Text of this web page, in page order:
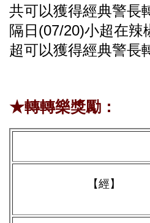
共可以獲得經典警長
隔日(07/20)小超在
超可以獲得經典警長
★轉轉樂獎勵：
【經】